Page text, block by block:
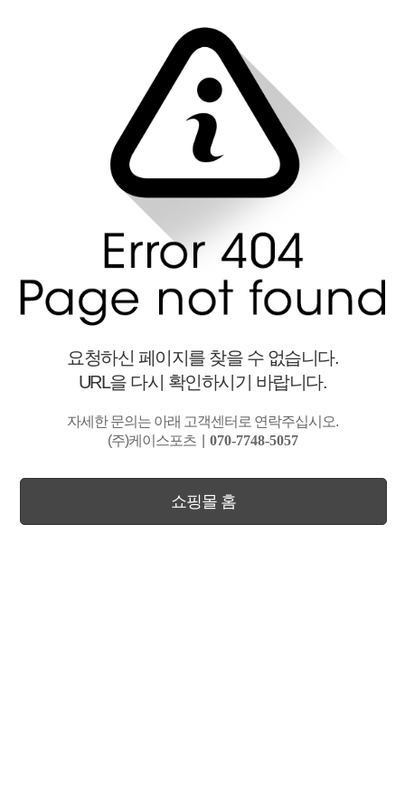
요청하신 페이지를 찾을 수 없습니다.
URL을 다시 확인하시기 바랍니다.
자세한 문의는 아래 고객센터로 연락주십시오.
(주)케이스포츠| 070-7748-5057
쇼핑몰 홈